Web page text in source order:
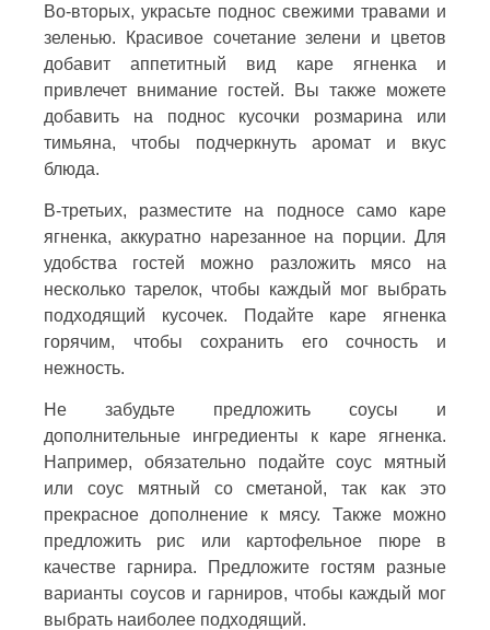
Во-вторых, украсьте поднос свежими травами и
зеленью. Красивое сочетание зелени и цветов
добавит аппетитный вид каре ягненка и
привлечет внимание гостей. Вы также можете
добавить на поднос кусочки розмарина или
тимьяна, чтобы подчеркнуть аромат и вкус
блюда.
В-третьих, разместите на подносе само каре
ягненка, аккуратно нарезанное на порции. Для
удобства гостей можно разложить мясо на
несколько тарелок, чтобы каждый мог выбрать
подходящий кусочек. Подайте каре ягненка
горячим, чтобы сохранить его сочность и
нежность.
Не забудьте предложить соусы и
дополнительные ингредиенты к каре ягненка.
Например, обязательно подайте соус мятный
или соус мятный со сметаной, так как это
прекрасное дополнение к мясу. Также можно
предложить рис или картофельное пюре в
качестве гарнира. Предложите гостям разные
варианты соусов и гарниров, чтобы каждый мог
выбрать наиболее подходящий.